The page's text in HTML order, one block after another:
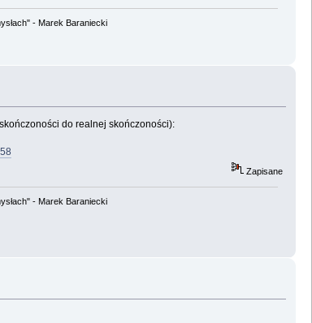
- Marek Baraniecki
do realnej skończoności):
Zapisane
- Marek Baraniecki